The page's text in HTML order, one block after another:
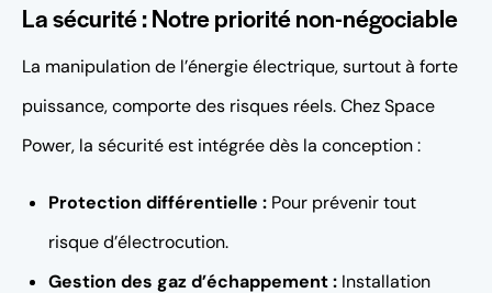
La sécurité : Notre priorité non-négociable
La manipulation de l’énergie électrique, surtout à forte
puissance, comporte des risques réels. Chez Space
Power, la sécurité est intégrée dès la conception :
Protection différentielle : Pour prévenir tout
risque d’électrocution.
Gestion des gaz d’échappement : Installation